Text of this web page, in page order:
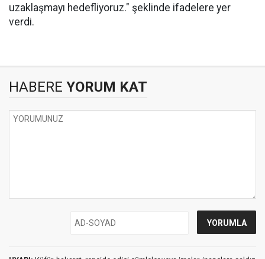
uzaklaşmayı hedefliyoruz." şeklinde ifadelere yer
verdi.
HABERE YORUM KAT